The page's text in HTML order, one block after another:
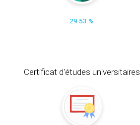
29.53 %
Certificat d'études universitaires